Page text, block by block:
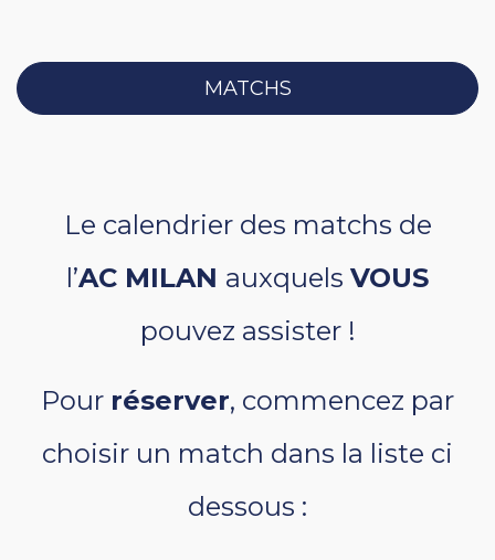
MATCHS
Le calendrier des matchs de
l’AC MILAN auxquels VOUS
pouvez assister !
Pour réserver, commencez par
choisir un match dans la liste ci
dessous :